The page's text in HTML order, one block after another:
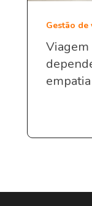
Gestão
Viagem